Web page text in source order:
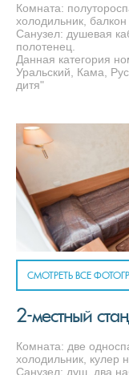
Комната:
холодильник,
Санузел: душевая
полотенец.
Данная категория
Уральский, Кама,
дитя"
СМОТРЕТЬ ВСЕ
2-местный
Комната: две
холодильник, кулер
Санузел: душ, два